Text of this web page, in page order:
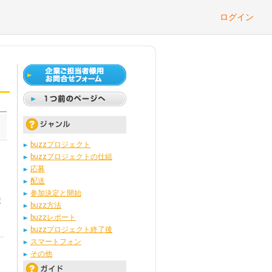
ログイン
buzzプロジェクト
buzzプロジェクトの仕組
応募
配送
参加決定と開始
buzz方法
buzzレポート
buzzプロジェクト終了後
スマートフォン
その他